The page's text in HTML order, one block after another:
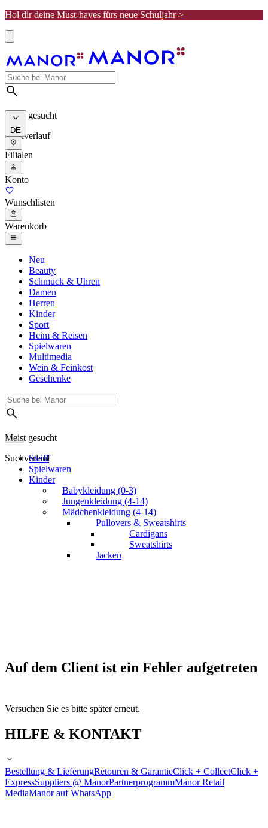
Hol dir deine Must-haves fürs neue Schuljahr >
Meist gesucht
Suchverlauf
DE
Filialen
Konto
Wunschlisten
Warenkorb
Neu
Beauty
Schmuck & Uhren
Damen
Herren
Kinder
Sport
Heim & Reisen
Spielwaren
Multimedia
Wein & Feinkost
Geschenke
Meist gesucht
Suchverlauf
Steiff
Spielwaren
Kinder
Babykleidung (0-3)
Jungenkleidung (4-14)
Mädchenkleidung (4-14)
Pullovers & Sweatshirts
Cardigans
Sweatshirts
Jacken
Auf dem Client ist ein Fehler aufgetreten
Versuchen Sie es bitte später erneut.
HILFE & KONTAKT
Bestellung & LieferungRetouren & GarantieClick + CollectClick +
ExpressSuppliers @ ManorPartnerprogrammManor Retail
MediaManor auf WhatsApp